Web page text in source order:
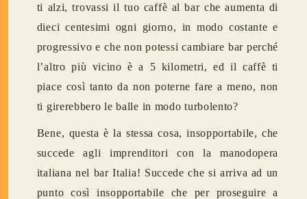
ti alzi, trovassi il tuo caffè al bar che aumenta di
dieci centesimi ogni giorno, in modo costante e
progressivo e che non potessi cambiare bar perché
l’altro più vicino è a 5 kilometri, ed il caffè ti
piace così tanto da non poterne fare a meno, non
ti girerebbero le balle in modo turbolento?
Bene, questa è la stessa cosa, insopportabile, che
succede agli imprenditori con la manodopera
italiana nel bar Italia! Succede che si arriva ad un
punto così insopportabile che per proseguire a